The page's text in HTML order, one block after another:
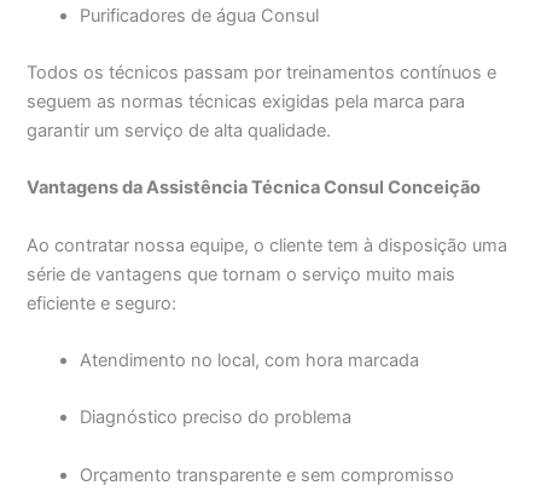
Purificadores de água Consul
Todos os técnicos passam por treinamentos contínuos e
seguem as normas técnicas exigidas pela marca para
garantir um serviço de alta qualidade.
Vantagens da Assistência Técnica Consul Conceição
Ao contratar nossa equipe, o cliente tem à disposição uma
série de vantagens que tornam o serviço muito mais
eficiente e seguro:
Atendimento no local, com hora marcada
Diagnóstico preciso do problema
Orçamento transparente e sem compromisso